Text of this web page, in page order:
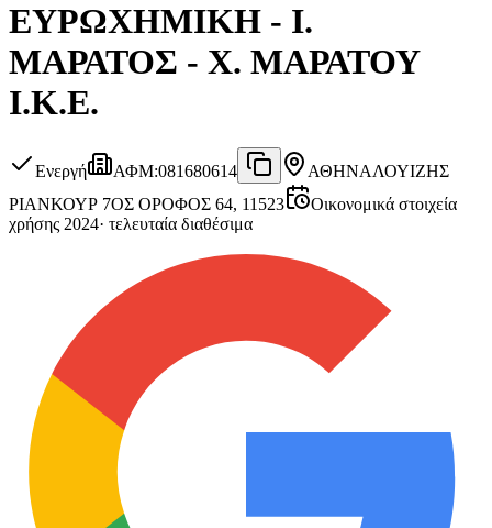
ΕΥΡΩΧΗΜΙΚΗ - Ι.
ΜΑΡΑΤΟΣ - X. MAΡΑΤΟΥ
Ι.Κ.Ε.
Ενεργή ΑΦΜ:081680614 ΑΘΗΝΑΛΟΥΙΖΗΣ
ΡΙΑΝΚΟΥΡ 7ΟΣ ΟΡΟΦΟΣ 64, 11523
Οικονομικά στοιχεία
χρήσης 2024· τελευταία διαθέσιμα